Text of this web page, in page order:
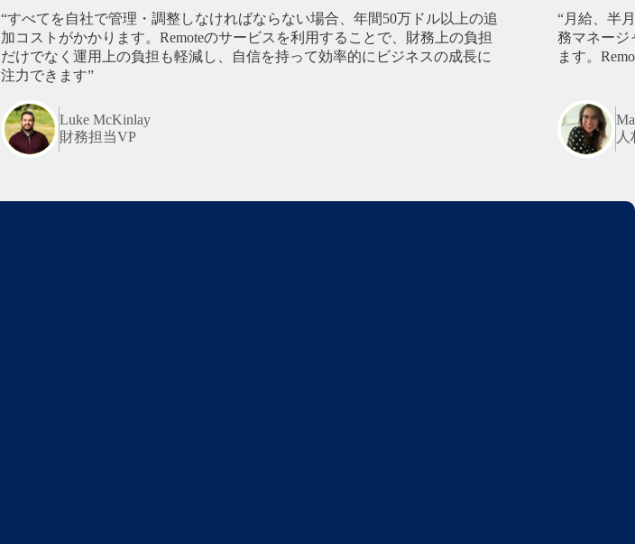
“すべてを自社で管理・調整しなければならない場合、年間50万ドル以上の追
加コストがかかります。Remoteのサービスを利用することで、財務上の負担
だけでなく運用上の負担も軽減し、自信を持って効率的にビジネスの成長に
注力できます”
Luke McKinlay
財務担当VP
“月給、半
務マネージ
ます。